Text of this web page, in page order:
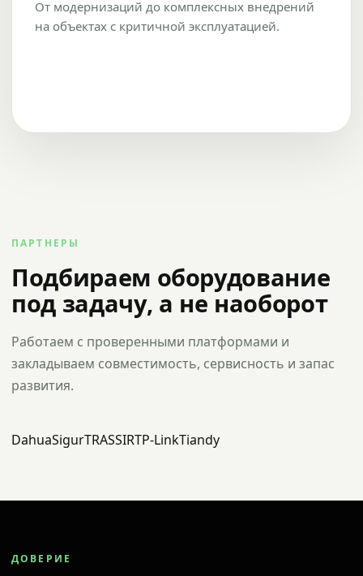
От модернизаций до комплексных внедрений
на объектах с критичной эксплуатацией.
ПАРТНЕРЫ
Подбираем оборудование
под задачу, а не наоборот
Работаем с проверенными платформами и
закладываем совместимость, сервисность и запас
развития.
DahuaSigurTRASSIRTP-LinkTiandy
ДОВЕРИЕ